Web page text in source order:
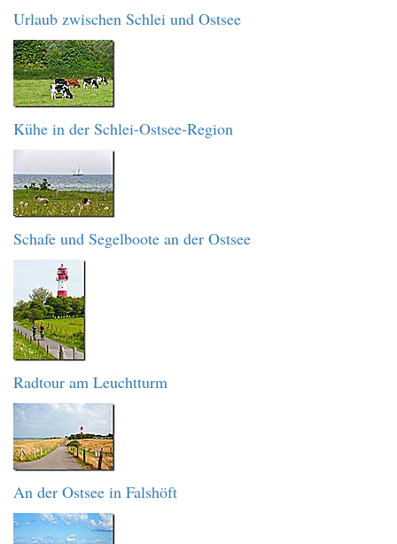
Urlaub zwischen Schlei und Ostsee
Kühe in der Schlei-Ostsee-Region
Schafe und Segelboote an der Ostsee
Radtour am Leuchtturm
An der Ostsee in Falshöft